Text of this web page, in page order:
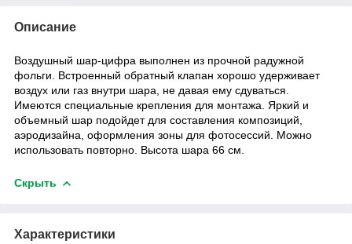
Описание
Воздушный шар-цифра выполнен из прочной радужной
фольги. Встроенный обратный клапан хорошо удерживает
воздух или газ внутри шара, не давая ему сдуваться.
Имеются специальные крепления для монтажа. Яркий и
объемный шар подойдет для составления композиций,
аэродизайна, оформления зоны для фотосессий. Можно
использовать повторно. Высота шара 66 см.
Скрыть
Характеристики